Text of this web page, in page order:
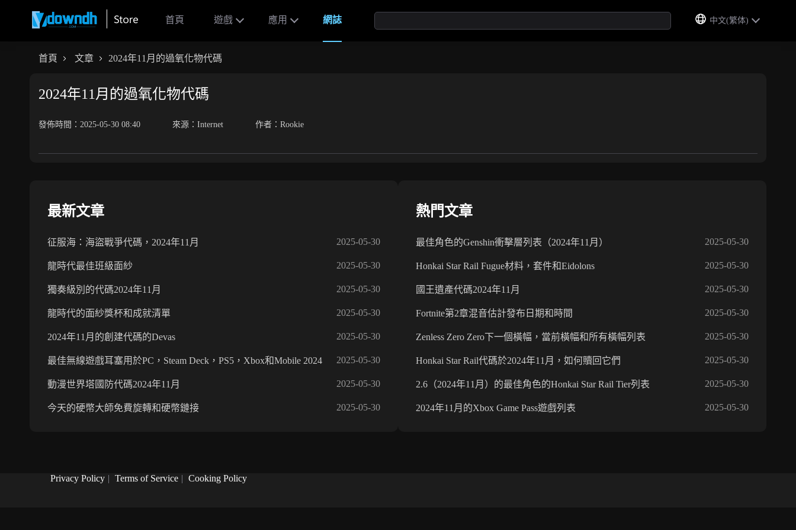
首頁 遊戲 應用 網誌 中文(繁体)
首頁 文章 2024年11月的過氧化物代碼
2024年11月的過氧化物代碼
發佈時間：2025-05-30 08:40 來源：Internet 作者：Rookie
最新文章
征服海：海盜戰爭代碼，2024年11月 2025-05-30
龍時代最佳班級面紗 2025-05-30
獨奏級別的代碼2024年11月 2025-05-30
龍時代的面紗獎杯和成就清單 2025-05-30
2024年11月的創建代碼的Devas 2025-05-30
最佳無線遊戲耳塞用於PC，Steam Deck，PS5，Xbox和Mobile 2024 2025-05-30
動漫世界塔國防代碼2024年11月 2025-05-30
今天的硬幣大師免費旋轉和硬幣鏈接 2025-05-30
熱門文章
最佳角色的Genshin衝擊層列表（2024年11月） 2025-05-30
Honkai Star Rail Fugue材料，套件和Eidolons 2025-05-30
國王遺產代碼2024年11月 2025-05-30
Fortnite第2章混音估計發布日期和時間 2025-05-30
Zenless Zero Zero下一個橫幅，當前橫幅和所有橫幅列表 2025-05-30
Honkai Star Rail代碼於2024年11月，如何贖回它們 2025-05-30
2.6（2024年11月）的最佳角色的Honkai Star Rail Tier列表 2025-05-30
2024年11月的Xbox Game Pass遊戲列表 2025-05-30
Privacy Policy | Terms of Service | Cooking Policy